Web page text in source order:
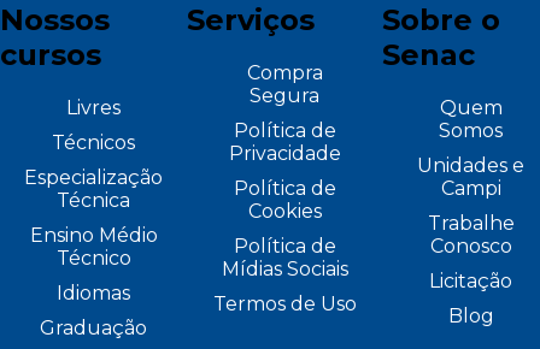
Nossos
cursos
Livres
Técnicos
Especialização
Técnica
Ensino Médio
Técnico
Idiomas
Graduação
Serviços
Compra
Segura
Política de
Privacidade
Política de
Cookies
Política de
Mídias Sociais
Termos de Uso
Sobre o
Senac
Quem
Somos
Unidades e
Campi
Trabalhe
Conosco
Licitação
Blog